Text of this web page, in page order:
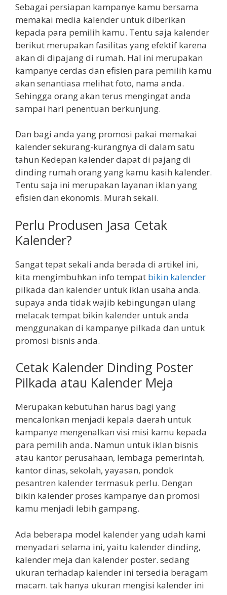
Sebagai persiapan kampanye kamu bersama
memakai media kalender untuk diberikan
kepada para pemilih kamu. Tentu saja kalender
berikut merupakan fasilitas yang efektif karena
akan di dipajang di rumah. Hal ini merupakan
kampanye cerdas dan efisien para pemilih kamu
akan senantiasa melihat foto, nama anda.
Sehingga orang akan terus mengingat anda
sampai hari penentuan berkunjung.
Dan bagi anda yang promosi pakai memakai
kalender sekurang-kurangnya di dalam satu
tahun Kedepan kalender dapat di pajang di
dinding rumah orang yang kamu kasih kalender.
Tentu saja ini merupakan layanan iklan yang
efisien dan ekonomis. Murah sekali.
Perlu Produsen Jasa Cetak
Kalender?
Sangat tepat sekali anda berada di artikel ini,
kita mengimbuhkan info tempat bikin kalender
pilkada dan kalender untuk iklan usaha anda.
supaya anda tidak wajib kebingungan ulang
melacak tempat bikin kalender untuk anda
menggunakan di kampanye pilkada dan untuk
promosi bisnis anda.
Cetak Kalender Dinding Poster
Pilkada atau Kalender Meja
Merupakan kebutuhan harus bagi yang
mencalonkan menjadi kepala daerah untuk
kampanye mengenalkan visi misi kamu kepada
para pemilih anda. Namun untuk iklan bisnis
atau kantor perusahaan, lembaga pemerintah,
kantor dinas, sekolah, yayasan, pondok
pesantren kalender termasuk perlu. Dengan
bikin kalender proses kampanye dan promosi
kamu menjadi lebih gampang.
Ada beberapa model kalender yang udah kami
menyadari selama ini, yaitu kalender dinding,
kalender meja dan kalender poster. sedang
ukuran terhadap kalender ini tersedia beragam
macam. tak hanya ukuran mengisi kalender ini